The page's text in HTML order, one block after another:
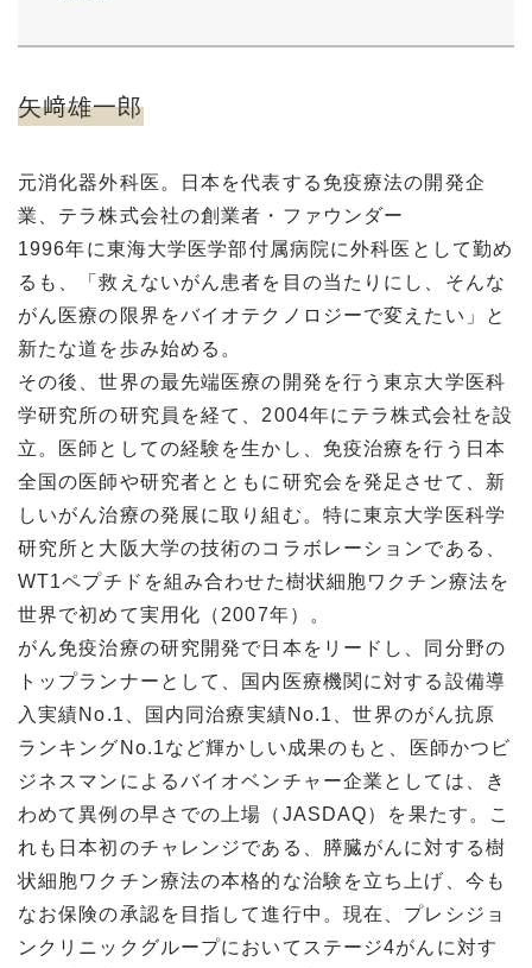
矢﨑雄一郎
元消化器外科医。日本を代表する免疫療法の開発企
業、テラ株式会社の創業者・ファウンダー
1996年に東海大学医学部付属病院に外科医として勤め
るも、「救えないがん患者を目の当たりにし、そんな
がん医療の限界をバイオテクノロジーで変えたい」と
新たな道を歩み始める。
その後、世界の最先端医療の開発を行う東京大学医科
学研究所の研究員を経て、2004年にテラ株式会社を設
立。医師としての経験を生かし、免疫治療を行う日本
全国の医師や研究者とともに研究会を発足させて、新
しいがん治療の発展に取り組む。特に東京大学医科学
研究所と大阪大学の技術のコラボレーションである、
WT1ペプチドを組み合わせた樹状細胞ワクチン療法を
世界で初めて実用化（2007年）。
がん免疫治療の研究開発で日本をリードし、同分野の
トップランナーとして、国内医療機関に対する設備導
入実績No.1、国内同治療実績No.1、世界のがん抗原
ランキングNo.1など輝かしい成果のもと、医師かつビ
ジネスマンによるバイオベンチャー企業としては、き
わめて異例の早さでの上場（JASDAQ）を果たす。こ
れも日本初のチャレンジである、膵臓がんに対する樹
状細胞ワクチン療法の本格的な治験を立ち上げ、今も
なお保険の承認を目指して進行中。現在、プレシジョ
ンクリニックグループにおいてステージ4がんに対す